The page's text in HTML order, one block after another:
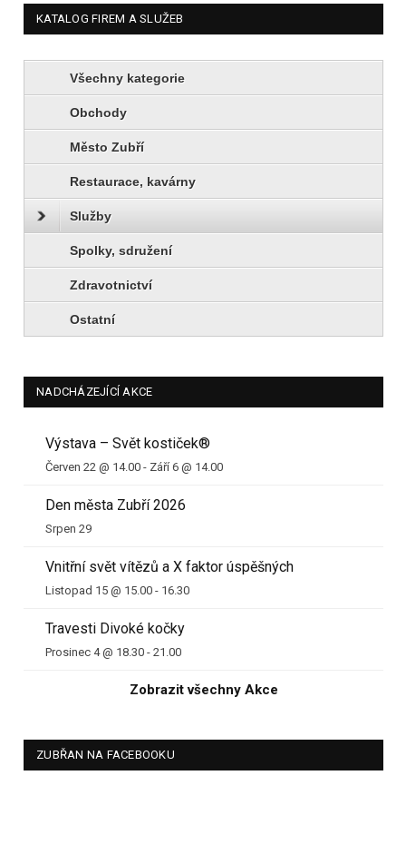
KATALOG FIREM A SLUŽEB
Všechny kategorie
Obchody
Město Zubří
Restaurace, kavárny
Služby
Spolky, sdružení
Zdravotnictví
Ostatní
NADCHÁZEJÍCÍ AKCE
Výstava – Svět kostiček®
Červen 22 @ 14.00 - Září 6 @ 14.00
Den města Zubří 2026
Srpen 29
Vnitřní svět vítězů a X faktor úspěšných
Listopad 15 @ 15.00 - 16.30
Travesti Divoké kočky
Prosinec 4 @ 18.30 - 21.00
Zobrazit všechny Akce
ZUBŘAN NA FACEBOOKU